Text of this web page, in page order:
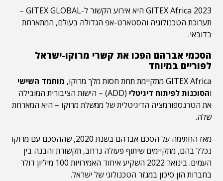
GITEX Africa 2023 היא אירוע הקשור ל-GITEX GLOBAL –
תערוכת הטכנולוגיה והסטארט-אפ הגדולה בעולם, המתארחת
בדובאי.
הסכמי אברהם הפכו את קשרי מרוקו-ישראל
לפוריים במיוחד
GITEX Africa מתקיימת תחת חסות מלך מרוקו,
מוחמד השישי
והסוכנות לפיתוח דיגיטלי
(ADD) – הישות הציבורית המובילה
את הטרנספורמציה הדיגיטלית של ממשלת מרוקו – היא המארחת
שלה.
מאז החתימה על הסכם אברהם בשנת 2020, שההסכם עם מרוקו
נכלל בהם, מתקיימים שיתוף פעולה נרחב, תקשורת והבנה בין
העמים. בינואר 2022 השקיע איחוד האמירויות 100 מיליון דולר
בחברות הון סיכון במגזר הטכנולוגי של ישראל.